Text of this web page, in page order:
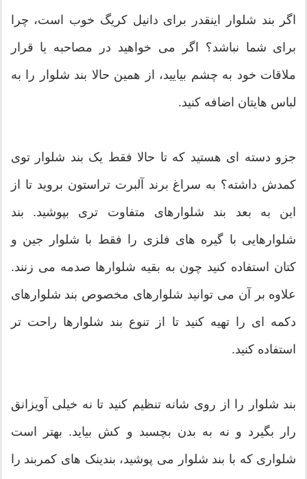
اگر بند شلوار اینقدر برای دانیل کریگ خوب است، چرا
برای شما نباشد؟ اگر می خواهید در مصاحبه یا قرار
ملاقات خود به چشم بیایید، از همین حالا بند شلوار را به
لباس هایتان اضافه کنید.
جزو دسته ای هستید که تا حالا فقط یک بند شلوار توی
کمدش داشته؟ به سراغ برند آلبرت تراستون بروید تا از
این به بعد بند شلوارهای متفاوت تری بپوشید. بند
شلوارهایی با گیره های فلزی را فقط با شلوار جین و
کتان استفاده کنید چون به بقیه شلوارها صدمه می زنند.
علاوه بر آن می توانید شلوارهای مخصوص بند شلوارهای
دکمه ای را تهیه کنید تا از تنوع بند شلوارها راحت تر
استفاده کنید.
بند شلوار را از روی شانه تنظیم کنید تا نه خیلی آویزانق
رار بگیرد و نه به بدن بچسبد و کش بیاید. بهتر است
شلواری که با بند شلوار می پوشید، بندینک های کمربند را